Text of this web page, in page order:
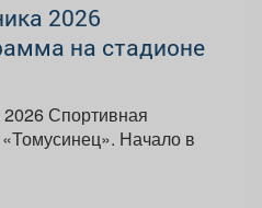
2026
на стадионе
2026 Спортивная
Начало в